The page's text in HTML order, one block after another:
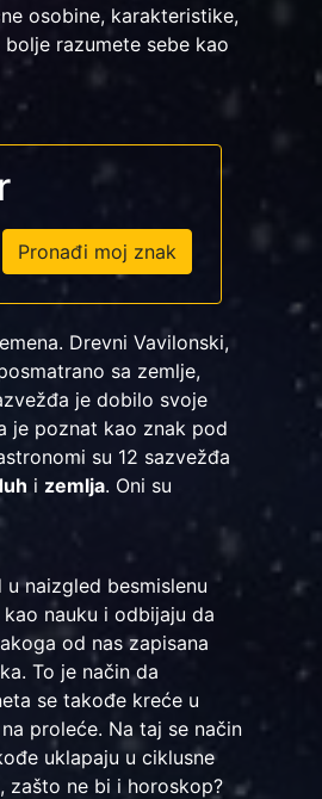
osobine, karakteristike,
razumete sebe kao
Pronađi moj znak
Drevni Vavilonski,
sa zemlje,
je dobilo svoje
je poznat kao znak pod
su 12 sazvežđa
i zemlja. Oni su
naizgled besmislenu
nauku i odbijaju da
od nas zapisana
To je način da
se takođe kreće u
proleće. Na taj se način
uklapaju u ciklusne
zašto ne bi i horoskop?